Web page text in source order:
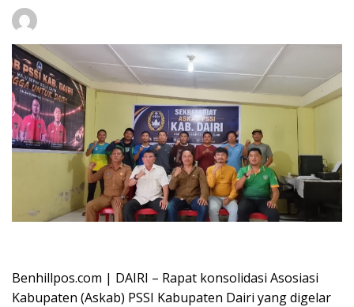
Benhillpos.com | DAIRI – Rapat konsolidasi Asosiasi
Kabupaten (Askab) PSSI Kabupaten Dairi yang digelar